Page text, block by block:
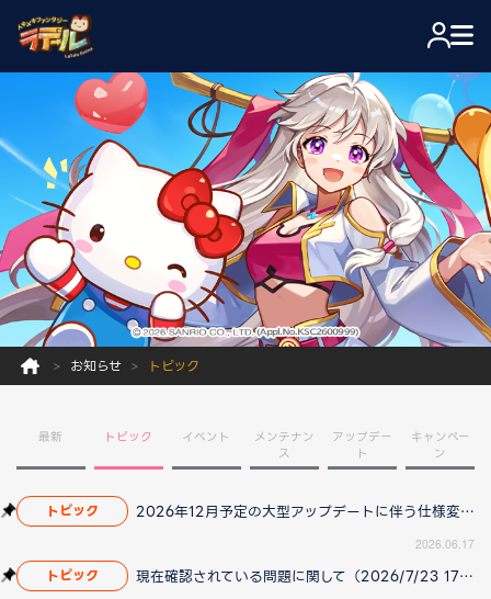
お知らせ トピック
最新 トピック イベント
メンテナン
ス
アップデー
ト
キャンペー
ン
トピック 2026年12月予定の大型アップデートに伴う仕様変更のお知らせ
2026.06.17
トピック 現在確認されている問題に関して（2026/7/23 17:00更新）